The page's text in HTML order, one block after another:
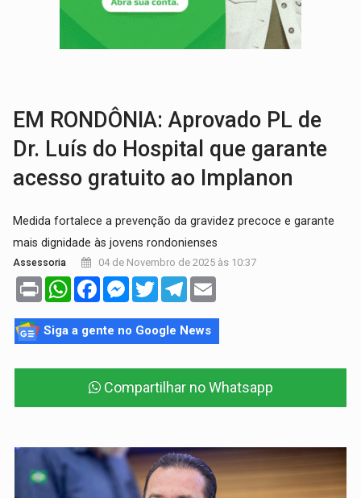
SINDICATOS UNIDOS: Assembleia Geral delibera greve da educação
PROCESSO SELETIVO: Rondoniaovivo abre oficina de Comunicação com
TRAGÉDIA:
EM RONDÔNIA: Aprovado PL de
Dr. Luís do Hospital que garante
acesso gratuito ao Implanon
Medida fortalece a prevenção da gravidez precoce e garante
mais dignidade às jovens rondonienses
Assessoria 04 de Novembro de 2025 às 10:37
Print WhatsAppFacebookMessenger
TwitterTelegram
Siga a gente no Google News
Compartilhar no Whatsapp